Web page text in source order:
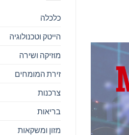
כלכלה
הייטק וטכנולוגיה
מוזיקה ושירה
זירת המומחים
צרכנות
בריאות
מזון ומשקאות